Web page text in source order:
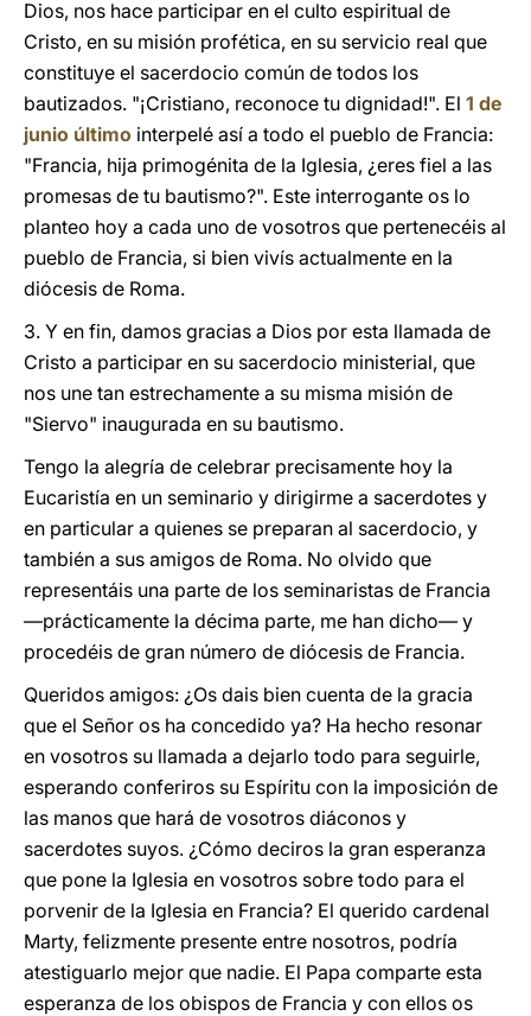
Dios, nos hace participar en el culto espiritual de
Cristo, en su misión profética, en su servicio real que
constituye el sacerdocio común de todos los
bautizados. "¡Cristiano, reconoce tu dignidad!". El 1 de
junio último interpelé así a todo el pueblo de Francia:
"Francia, hija primogénita de la Iglesia, ¿eres fiel a las
promesas de tu bautismo?". Este interrogante os lo
planteo hoy a cada uno de vosotros que pertenecéis al
pueblo de Francia, si bien vivís actualmente en la
diócesis de Roma.
3. Y en fin, damos gracias a Dios por esta llamada de
Cristo a participar en su sacerdocio ministerial, que
nos une tan estrechamente a su misma misión de
"Siervo" inaugurada en su bautismo.
Tengo la alegría de celebrar precisamente hoy la
Eucaristía en un seminario y dirigirme a sacerdotes y
en particular a quienes se preparan al sacerdocio, y
también a sus amigos de Roma. No olvido que
representáis una parte de los seminaristas de Francia
—prácticamente la décima parte, me han dicho— y
procedéis de gran número de diócesis de Francia.
Queridos amigos: ¿Os dais bien cuenta de la gracia
que el Señor os ha concedido ya? Ha hecho resonar
en vosotros su llamada a dejarlo todo para seguirle,
esperando conferiros su Espíritu con la imposición de
las manos que hará de vosotros diáconos y
sacerdotes suyos. ¿Cómo deciros la gran esperanza
que pone la Iglesia en vosotros sobre todo para el
porvenir de la Iglesia en Francia? El querido cardenal
Marty, felizmente presente entre nosotros, podría
atestiguarlo mejor que nadie. El Papa comparte esta
esperanza de los obispos de Francia y con ellos os